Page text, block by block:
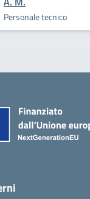
Personale tecnico